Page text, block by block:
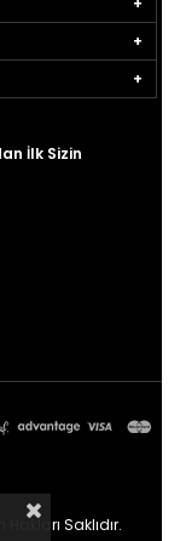
İlk Sizin
Hakları Saklıdır.